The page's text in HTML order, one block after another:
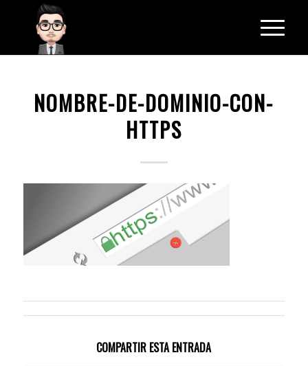
NOMBRE-DE-DOMINIO-CON-
HTTPS
COMPARTIR ESTA ENTRADA